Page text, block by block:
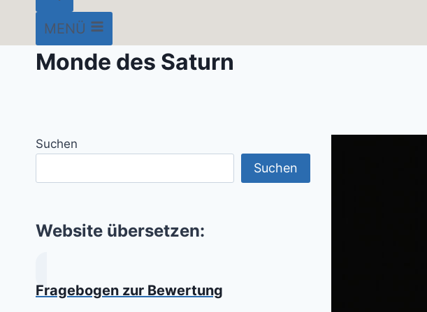
MENÜ
Monde des Saturn
Suchen
Suchen
Website übersetzen:
Fragebogen zur Bewertung